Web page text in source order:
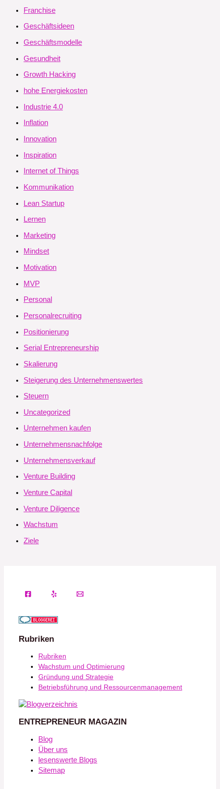
Franchise
Geschäftsideen
Geschäftsmodelle
Gesundheit
Growth Hacking
hohe Energiekosten
Industrie 4.0
Inflation
Innovation
Inspiration
Internet of Things
Kommunikation
Lean Startup
Lernen
Marketing
Mindset
Motivation
MVP
Personal
Personalrecruiting
Positionierung
Serial Entrepreneurship
Skalierung
Steigerung des Unternehmenswertes
Steuern
Uncategorized
Unternehmen kaufen
Unternehmensnachfolge
Unternehmensverkauf
Venture Building
Venture Capital
Venture Diligence
Wachstum
Ziele
Rubriken
Rubriken
Wachstum und Optimierung
Gründung und Strategie
Betriebsführung und Ressourcenmanagement
ENTREPRENEUR MAGAZIN
Blog
Über uns
lesenswerte Blogs
Sitemap